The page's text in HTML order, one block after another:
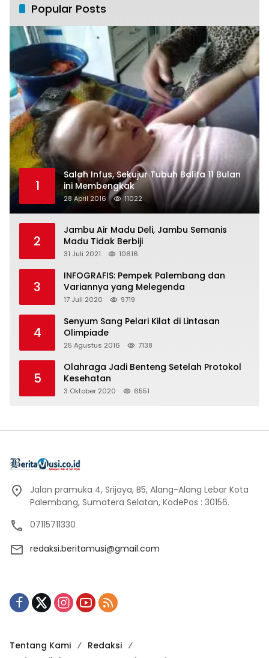
Popular Posts
1
Salah Infus, Sekujur Tubuh Balita 11 Bulan
ini Membengkak
28 April 2016 11022
2
Jambu Air Madu Deli, Jambu Semanis
Madu Tidak Berbiji
31 Juli 2021 10616
3
INFOGRAFIS: Pempek Palembang dan
Variannya yang Melegenda
17 Juli 2020 9719
4
Senyum Sang Pelari Kilat di Lintasan
Olimpiade
25 Agustus 2016 7138
5
Olahraga Jadi Benteng Setelah Protokol
Kesehatan
3 Oktober 2020 6551
Jalan pramuka 4, Srijaya, B5, Alang-Alang Lebar Kota
Palembang, Sumatera Selatan, KodePos : 30156.
07115711330
redaksi.beritamusi@gmail.com
Tentang Kami
Redaksi